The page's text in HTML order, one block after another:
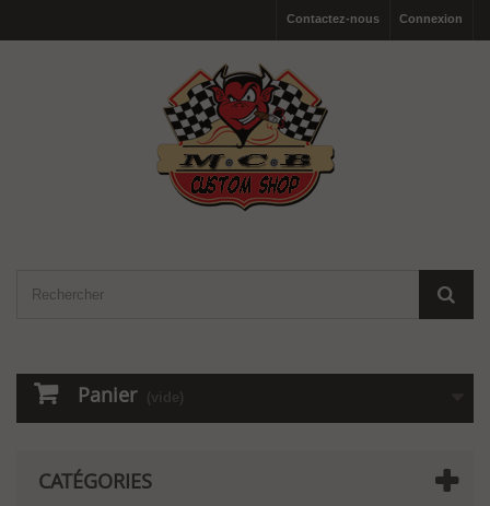
Connexion
Contactez-nous
Panier (vide)
CATÉGORIES